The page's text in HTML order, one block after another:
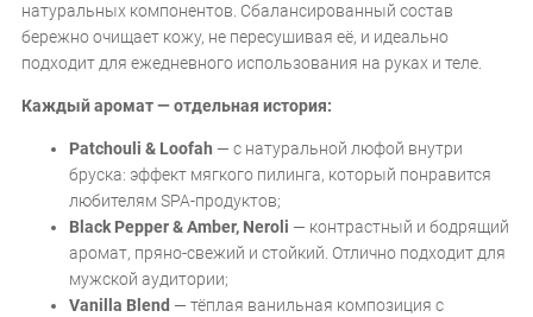
натуральных компонентов. Сбалансированный состав
бережно очищает кожу, не пересушивая её, и идеально
подходит для ежедневного использования на руках и теле.
Каждый аромат — отдельная история:
Patchouli & Loofah — с натуральной люфой внутри
бруска: эффект мягкого пилинга, который понравится
любителям SPA-продуктов;
Black Pepper & Amber, Neroli — контрастный и бодрящий
аромат, пряно-свежий и стойкий. Отлично подходит для
мужской аудитории;
Vanilla Blend — тёплая ванильная композиция с